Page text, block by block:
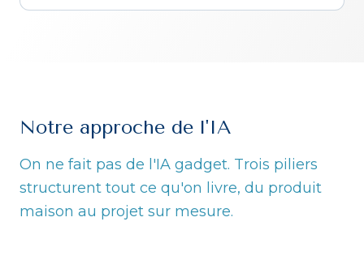
Notre approche de l'IA
On ne fait pas de l'IA gadget. Trois piliers
structurent tout ce qu'on livre, du produit
maison au projet sur mesure.